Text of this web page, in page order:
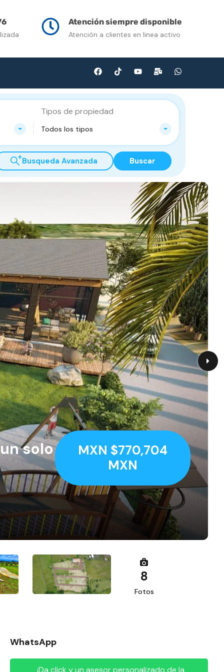
Contacto Multimedia
Atención siempre disponible
Atención a clientes en linea activo
Tipos de propiedad
Todos los tipos
Busqueda Avanzada Buscar
solo
MXN $770,704
MXN
8
Fotos
WhatsApp